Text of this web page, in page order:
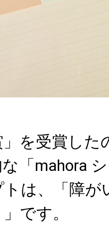
」を受賞し
「mahora
は、「障が
です。